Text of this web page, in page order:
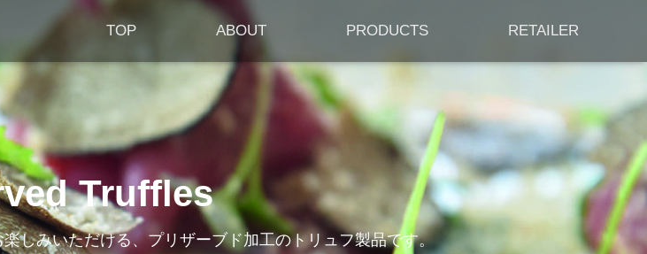
TOP ABOUT PRODUCTS RETAILER
Truffles
しみいただける、プリザーブド加工のトリュフ製品です。